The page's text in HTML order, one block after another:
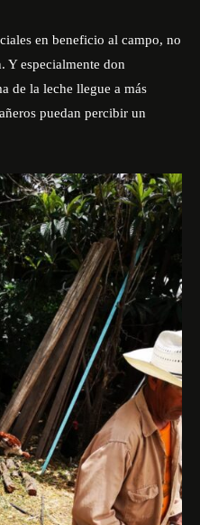
en beneficio al campo, no
Y especialmente don
de la leche llegue a más
puedan percibir un